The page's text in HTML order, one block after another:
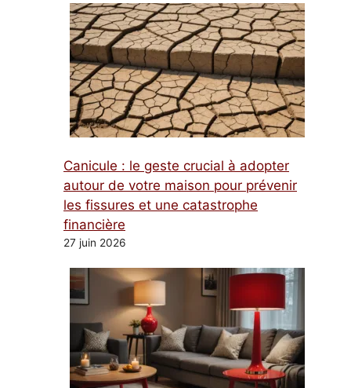
Canicule : le geste crucial à adopter
autour de votre maison pour prévenir
les fissures et une catastrophe
financière
27 juin 2026